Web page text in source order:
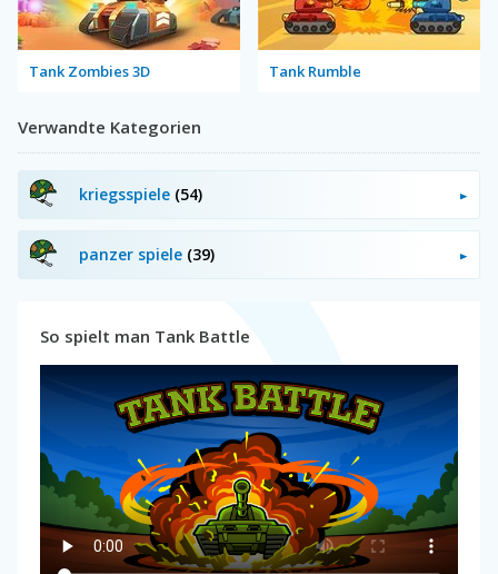
Tank Zombies 3D Tank Rumble
Verwandte Kategorien
kriegsspiele (54)
panzer spiele (39)
So spielt man Tank Battle